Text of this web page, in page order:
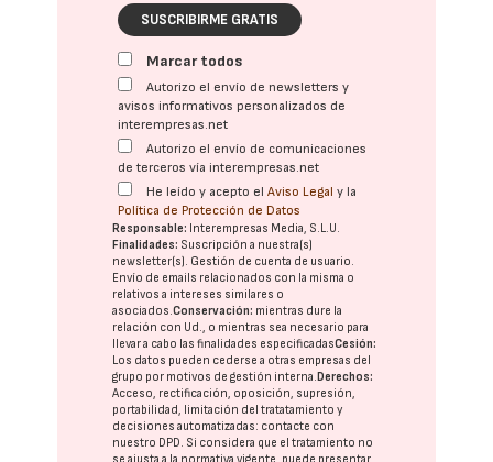
SUSCRIBIRME GRATIS
Marcar todos
Autorizo el envío de newsletters y
avisos informativos personalizados de
interempresas.net
Autorizo el envío de comunicaciones
de terceros vía interempresas.net
He leído y acepto elAviso Legal y la
Política de Protección de Datos
Responsable: Interempresas Media, S.L.U.
Finalidades: Suscripción a nuestra(s)
newsletter(s). Gestión de cuenta de usuario.
Envío de emails relacionados con la misma o
relativos a intereses similares o
asociados.Conservación: mientras dure la
relación con Ud., o mientras sea necesario para
llevar a cabo las finalidades especificadasCesión:
Los datos pueden cederse a otras empresas del
grupo por motivos de gestión interna. Derechos:
Acceso, rectificación, oposición, supresión,
portabilidad, limitación del tratatamiento y
decisiones automatizadas: contacte con
nuestro DPD. Si considera que el tratamiento no